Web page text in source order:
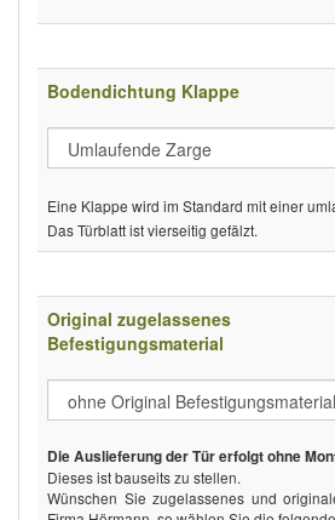
Bodendichtung Klappe
Eine Klappe wird im Standard mit einer
Das Türblatt ist vierseitig gefälzt.
Original zugelassenes
Befestigungsmaterial
Die Auslieferung der Tür erfolgt ohne
Dieses ist bauseits zu stellen.
Wünschen Sie zugelassenes und